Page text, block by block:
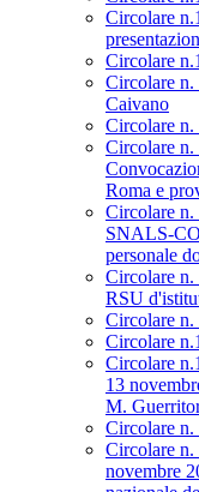
Circolare
Circolare
Circolare n.
Caivano
Circolare n.
Circolare
Roma e
Circolare n.
SNALS-
personale
Circolare n.
RSU
Circolare n.
Circolare
Circolare
13
M.
Circolare n.
Circolare n.
novembre